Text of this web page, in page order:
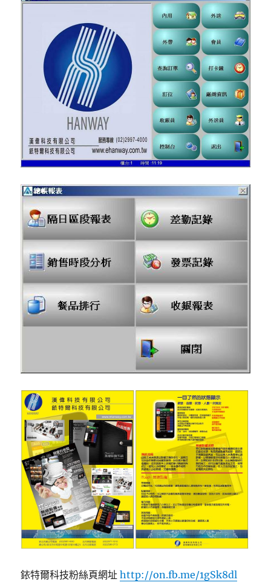
銥特爾科技粉絲頁網址http://on.fb.me/1gSk8dl